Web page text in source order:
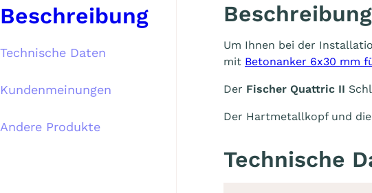
Beschreibung
Technische Daten
Kundenmeinungen
Andere Produkte
Beschreibung
Um Ihnen bei der
mit Betonanker 6x30 mm
Der Fischer Quattric II
Der Hartmetallkopf und
Technische